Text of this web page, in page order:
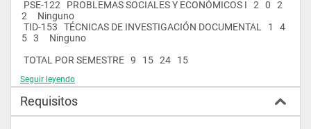
2     Ninguno
5   3     Ninguno
TOTAL POR SEMESTRE   9   15   24   15
2   INA-233   INTRODUCCIÓN A LA ADMINISTRACIÓN   3   0   3
ING-242   INGLES II   1   3   4   2     ING-142
MAF-263   MATEMÁTICA FINANCIERA   1   5   6   3     MAG-163
Seguir leyendo
Requisitos